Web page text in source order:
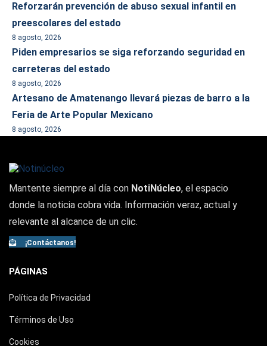
Reforzarán prevención de abuso sexual infantil en
preescolares del estado
8 agosto, 2026
Piden empresarios se siga reforzando seguridad en
carreteras del estado
8 agosto, 2026
Artesano de Amatenango llevará piezas de barro a la
Feria de Arte Popular Mexicano
8 agosto, 2026
Mantente siempre al día con NotiNúcleo, el espacio
donde la noticia cobra vida. Información veraz, actual y
relevante al alcance de un clic.
¡Contáctanos!
PÁGINAS
Política de Privacidad
Términos de Uso
Cookies